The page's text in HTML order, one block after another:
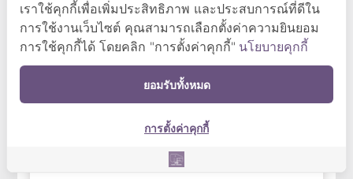
นายศรายุทธ นาชัยเวียง
พนักงานบริการฝีมือ (ด้านเทคนิคและเครื่องยนต์)
: sarayut.n@cmu.ac.th
พนักงานทำความสะอาด
เราใช้คุกกี้เพื่อเพิ่มประสิทธิภาพ และประสบการณ์ที่ดีใน
การใช้งานเว็บไซต์ คุณสามารถเลือกตั้งค่าความยินยอม
การใช้คุกกี้ได้ โดยคลิก "การตั้งค่าคุกกี้" นโยบายคุกกี้
ยอมรับทั้งหมด
การตั้งค่าคุกกี้